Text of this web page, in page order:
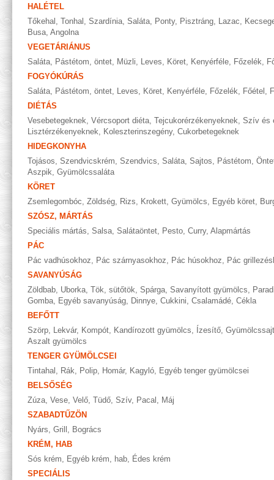
HALÉTEL
Tőkehal , Tonhal , Szardínia, Saláta, Ponty, Pisztráng, Lazac,
Busa, Angolna
VEGETÁRIÁNUS
Saláta, Pástétom, öntet, Müzli, Leves, Köret, Kenyérféle, Főzelék,
FOGYÓKÚRÁS
Saláta, Pástétom, öntet, Leves, Köret, Kenyérféle, Főzelék, Főétel ,
DIÉTÁS
Vesebetegeknek, Vércsoport diéta, Tejcukorérzékenyeknek, Szív és
Lisztérzékenyeknek, Koleszterinszegény, Cukorbetegeknek
HIDEGKONYHA
Tojásos, Szendvicskrém, Szendvics, Saláta, Sajtos, Pástétom,
Aszpik, Gyümölcssaláta
KÖRET
Zsemlegombóc, Zöldség, Rizs, Krokett, Gyümölcs, Egyéb köret,
SZÓSZ, MÁRTÁS
Speciális mártás, Salsa, Salátaöntet, Pesto, Curry, Alapmártás
PÁC
Pác vadhúsokhoz, Pác szárnyasokhoz, Pác húsokhoz, Pác
SAVANYÚSÁG
Zöldbab, Uborka, Tök, sütőtök, Spárga, Savanyított gyümölcs,
Gomba, Egyéb savanyúság, Dinnye, Cukkini, Csalamádé, Cékla
BEFŐTT
Szörp, Lekvár, Kompót, Kandírozott gyümölcs, Ízesítő, Gyümölcssajt
Aszalt gyümölcs
TENGER GYÜMÖLCSEI
Tintahal , Rák, Polip, Homár, Kagyló, Egyéb tenger gyümölcsei
BELSŐSÉG
Zúza, Vese, Velő, Tüdő, Szív, Pacal , Máj
SZABADTŰZÖN
Nyárs, Grill , Bogrács
KRÉM, HAB
Sós krém, Egyéb krém, hab, Édes krém
SPECIÁLIS